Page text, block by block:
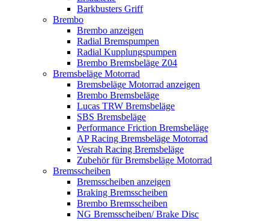
Barkbusters Griff
Brembo
Brembo anzeigen
Radial Bremspumpen
Radial Kupplungspumpen
Brembo Bremsbeläge Z04
Bremsbeläge Motorrad
Bremsbeläge Motorrad anzeigen
Brembo Bremsbeläge
Lucas TRW Bremsbeläge
SBS Bremsbeläge
Performance Friction Bremsbeläge
AP Racing Bremsbeläge Motorrad
Vesrah Racing Bremsbeläge
Zubehör für Bremsbeläge Motorrad
Bremsscheiben
Bremsscheiben anzeigen
Braking Bremsscheiben
Brembo Bremsscheiben
NG Bremsscheiben/ Brake Disc